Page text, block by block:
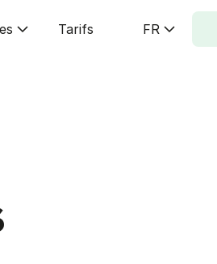
Tarifs FR